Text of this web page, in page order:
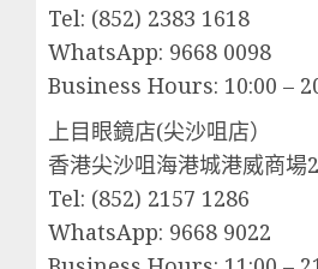
Tel: (852) 2383 1618
WhatsApp: 9668 0098
Business Hours: 10:00 –
上目眼鏡店(尖沙咀店）
香港尖沙咀海港城港威商場
Tel: (852) 2157 1286
WhatsApp: 9668 9022